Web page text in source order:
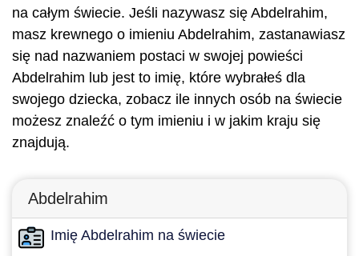
na całym świecie. Jeśli nazywasz się Abdelrahim,
masz krewnego o imieniu Abdelrahim, zastanawiasz
się nad nazwaniem postaci w swojej powieści
Abdelrahim lub jest to imię, które wybrałeś dla
swojego dziecka, zobacz ile innych osób na świecie
możesz znaleźć o tym imieniu i w jakim kraju się
znajdują.
Abdelrahim
Imię Abdelrahim na świecie